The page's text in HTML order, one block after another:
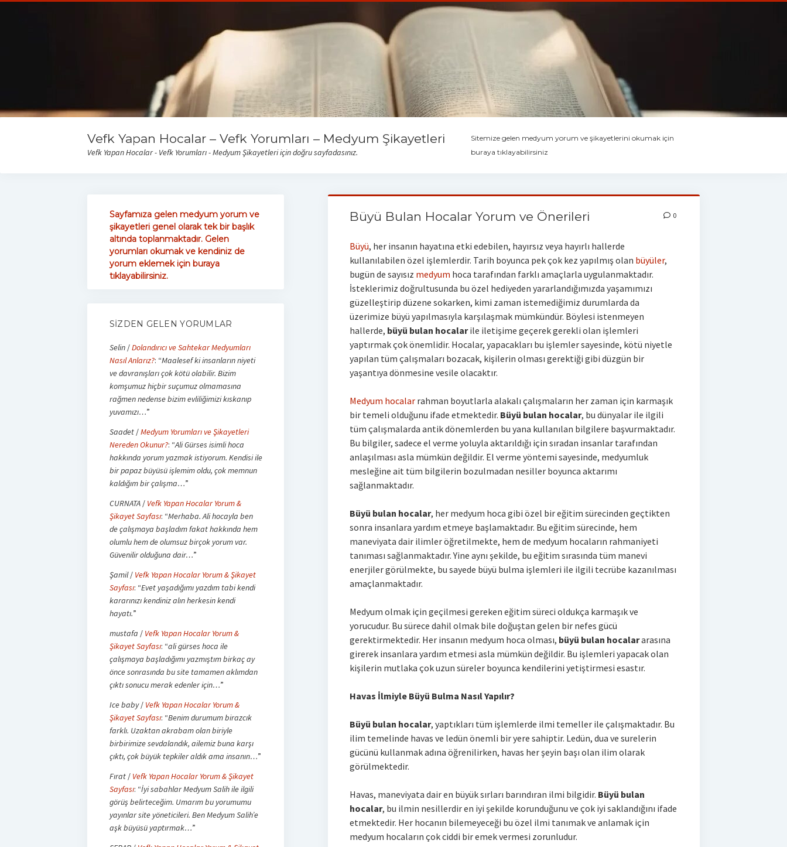
Vefk Yapan Hocalar – Vefk Yorumları – Medyum Şikayetleri
Vefk Yapan Hocalar - Vefk Yorumları - Medyum Şikayetleri için doğru sayfadasınız.
Sitemize gelen medyum yorum ve şikayetlerini okumak için
buraya tıklayabilirsiniz
Büyü Bulan Hocalar Yorum ve Önerileri 0
Büyü, her insanın hayatına etki edebilen, hayırsız veya hayırlı hallerde
kullanılabilen özel işlemlerdir. Tarih boyunca pek çok kez yapılmış olan büyüler,
bugün de sayısız medyum hoca tarafından farklı amaçlarla uygulanmaktadır.
İsteklerimiz doğrultusunda bu özel hediyeden yararlandığımızda yaşamımızı
güzelleştirip düzene sokarken, kimi zaman istemediğimiz durumlarda da
üzerimize büyü yapılmasıyla karşılaşmak mümkündür. Böylesi istenmeyen
hallerde, büyü bulan hocalarile iletişime geçerek gerekli olan işlemleri
yaptırmak çok önemlidir. Hocalar, yapacakları bu işlemler sayesinde, kötü niyetle
yapılan tüm çalışmaları bozacak, kişilerin olması gerektiği gibi düzgün bir
yaşantıya dönmesine vesile olacaktır.
Medyum hocalar rahman boyutlarla alakalı çalışmaların her zaman için karmaşık
bir temeli olduğunu ifade etmektedir. Büyü bulan hocalar, bu dünyalar ile ilgili
tüm çalışmalarda antik dönemlerden bu yana kullanılan bilgilere başvurmaktadır.
Bu bilgiler, sadece el verme yoluyla aktarıldığı için sıradan insanlar tarafından
anlaşılması asla mümkün değildir. El verme yöntemi sayesinde, medyumluk
mesleğine ait tüm bilgilerin bozulmadan nesiller boyunca aktarımı
sağlanmaktadır.
Büyü bulan hocalar, her medyum hoca gibi özel bir eğitim sürecinden geçtikten
sonra insanlara yardım etmeye başlamaktadır. Bu eğitim sürecinde, hem
maneviyata dair ilimler öğretilmekte, hem de medyum hocaların rahmaniyeti
tanıması sağlanmaktadır. Yine aynı şekilde, bu eğitim sırasında tüm manevi
enerjiler görülmekte, bu sayede büyü bulma işlemleri ile ilgili tecrübe kazanılması
amaçlanmaktadır.
Medyum olmak için geçilmesi gereken eğitim süreci oldukça karmaşık ve
yorucudur. Bu sürece dahil olmak bile doğuştan gelen bir nefes gücü
gerektirmektedir. Her insanın medyum hoca olması, büyü bulan hocalararasına
girerek insanlara yardım etmesi asla mümkün değildir. Bu işlemleri yapacak olan
kişilerin mutlaka çok uzun süreler boyunca kendilerini yetiştirmesi esastır.
Havas İlmiyle Büyü Bulma Nasıl Yapılır?
Büyü bulan hocalar, yaptıkları tüm işlemlerde ilmi temeller ile çalışmaktadır. Bu
ilim temelinde havas ve ledün önemli bir yere sahiptir. Ledün, dua ve surelerin
gücünü kullanmak adına öğrenilirken, havas her şeyin başı olan ilim olarak
görülmektedir.
Havas, maneviyata dair en büyük sırları barındıran ilmi bilgidir. Büyü bulan
hocalar, bu ilmin nesillerdir en iyi şekilde korunduğunu ve çok iyi saklandığını ifade
etmektedir. Her hocanın bilemeyeceği bu özel ilmi tanımak ve anlamak için
medyum hocaların çok ciddi bir emek vermesi zorunludur.
Sayfamıza gelen medyum yorum ve
şikayetleri genel olarak tek bir başlık
altında toplanmaktadır. Gelen
yorumları okumak ve kendiniz de
yorum eklemek için buraya
tıklayabilirsiniz.
SIZDEN GELEN YORUMLAR
Selin/Dolandırıcı ve Sahtekar Medyumları
Nasıl Anlarız?: “Maalesef ki insanların niyeti
ve davranışları çok kötü olabilir. Bizim
komşumuz hiçbir suçumuz olmamasına
rağmen nedense bizim evliliğimizi kıskanıp
yuvamızı…”
Saadet/Medyum Yorumları ve Şikayetleri
Nereden Okunur?: “Ali Gürses isimli hoca
hakkında yorum yazmak istiyorum. Kendisi ile
bir papaz büyüsü işlemim oldu, çok memnun
kaldığım bir çalışma…”
CURNATA/ Vefk Yapan Hocalar Yorum &
Şikayet Sayfası: “Merhaba. Ali hocayla ben
de çalışmaya başladım fakat hakkında hem
olumlu hem de olumsuz birçok yorum var.
Güvenilir olduğuna dair…”
Şamil/ Vefk Yapan Hocalar Yorum & Şikayet
Sayfası: “Evet yaşadığımı yazdım tabi kendi
kararınızı kendiniz alın herkesin kendi
hayatı.”
mustafa / Vefk Yapan Hocalar Yorum &
Şikayet Sayfası: “ali gürses hoca ile
çalışmaya başladığımı yazmıştım birkaç ay
önce sonrasında bu site tamamen aklımdan
çıktı sonucu merak edenler için…”
Ice baby/ Vefk Yapan Hocalar Yorum &
Şikayet Sayfası: “Benim durumum birazcık
farklı. Uzaktan akrabam olan biriyle
birbirimize sevdalandık, ailemiz buna karşı
çıktı, çok büyük tepkiler aldık ama insanın…”
Fırat/ Vefk Yapan Hocalar Yorum & Şikayet
Sayfası: “İyi sabahlar Medyum Salih ile ilgili
görüş belirteceğim. Umarım bu yorumumu
yayınlar site yöneticileri. Ben Medyum Salih’e
aşk büyüsü yaptırmak…”